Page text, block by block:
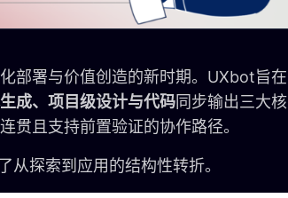
部署与价值创造的新时期。UXbot旨在
成、项目级设计与代码同步输出三大核
贯且支持前置验证的协作路径。
探索到应用的结构性转折。